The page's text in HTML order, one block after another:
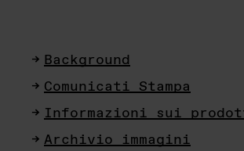
Background
Comunicati Stampa
Informazioni sui
Archivio immagini